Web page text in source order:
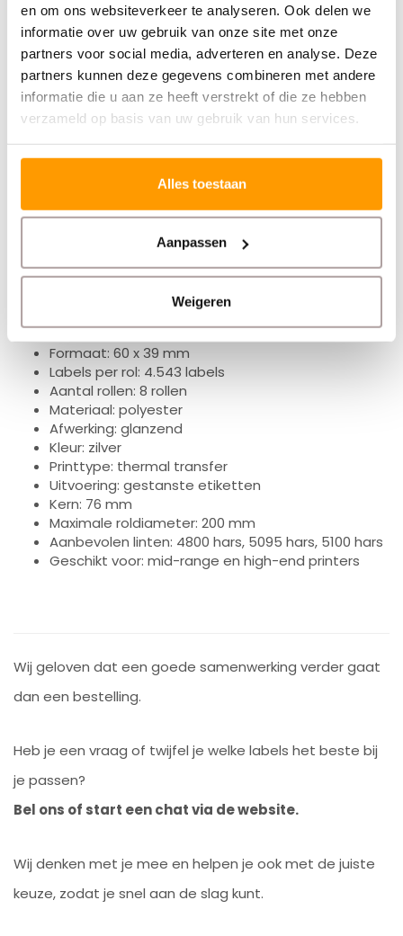
en om ons websiteverkeer te analyseren. Ook delen we
informatie over uw gebruik van onze site met onze
partners voor social media, adverteren en analyse. Deze
partners kunnen deze gegevens combineren met andere
informatie die u aan ze heeft verstrekt of die ze hebben
verzameld op basis van uw gebruik van hun services.
Alles toestaan
Aanpassen
Weigeren
Grote rollen voor efficiënt werken
Met4.543 labels per rolkun je efficiënt blijven werken:
Minder vaak rollen wisselen
Minder stilstand tijdens printen
Ideaal voor grotere volumes
Formaat: 60 x 39 mm
Labels per rol: 4.543 labels
Aantal rollen: 8 rollen
Materiaal: polyester
Afwerking: glanzend
Kleur: zilver
Printtype: thermal transfer
Uitvoering: gestanste etiketten
Kern: 76 mm
Maximale roldiameter: 200 mm
Aanbevolen linten: 4800 hars, 5095 hars, 5100 hars
Geschikt voor: mid-range en high-end printers
Wij geloven dat een goede samenwerking verder gaat
dan een bestelling.
Heb je een vraag of twijfel je welke labels het beste bij
je passen?
Bel ons of start een chat via de website.
Wij denken met je mee en helpen je ook met de juiste
keuze, zodat je snel aan de slag kunt.